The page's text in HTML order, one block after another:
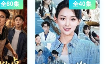
全80集 全40集